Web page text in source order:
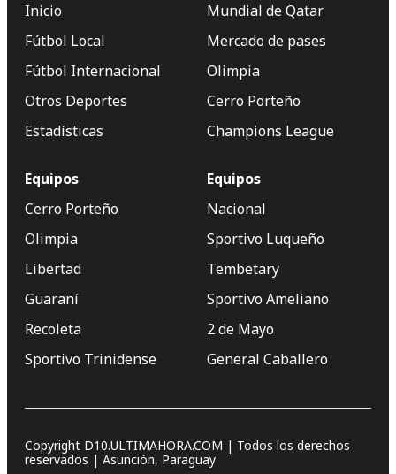
Inicio
Fútbol Local
Fútbol Internacional
Otros Deportes
Estadísticas
Mundial de Qatar
Mercado de pases
Olimpia
Cerro Porteño
Champions League
Equipos
Cerro Porteño
Olimpia
Libertad
Guaraní
Recoleta
Sportivo Trinidense
Equipos
Nacional
Sportivo Luqueño
Tembetary
Sportivo Ameliano
2 de Mayo
General Caballero
Copyright D10.ULTIMAHORA.COM | Todos los derechos
reservados | Asunción, Paraguay